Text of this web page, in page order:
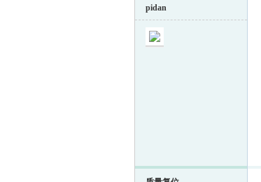
pidan